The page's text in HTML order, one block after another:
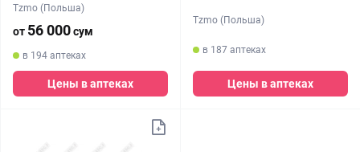
Tzmo (Польша)
от 56 000сум
в 194 аптеках
Цены в аптеках
Tzmo (Польша)
в 187 аптеках
Цены в аптеках